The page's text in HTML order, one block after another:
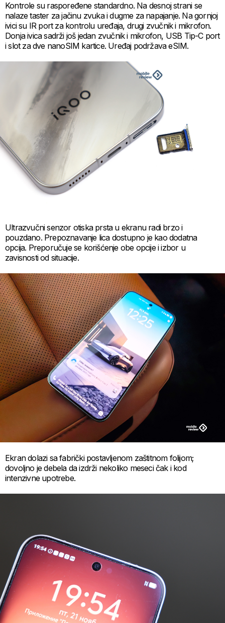
Kontrole su raspoređene standardno. Na desnoj strani se
nalaze taster za jačinu zvuka i dugme za napajanje. Na gornjoj
ivici su IR port za kontrolu uređaja, drugi zvučnik i mikrofon.
Donja ivica sadrži još jedan zvučnik i mikrofon, USB Tip-C port
i slot za dve nanoSIM kartice. Uređaj podržava eSIM.
Ultrazvučni senzor otiska prsta u ekranu radi brzo i
pouzdano. Prepoznavanje lica dostupno je kao dodatna
opcija. Preporučuje se korišćenje obe opcije i izbor u
zavisnosti od situacije.
Ekran dolazi sa fabrički postavljenom zaštitnom folijom;
dovoljno je debela da izdrži nekoliko meseci čak i kod
intenzivne upotrebe.